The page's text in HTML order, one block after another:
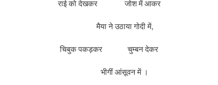
राई को देखकर जोश में आकर
मैया ने उठाया गोदी में,
चिबुक पकड़कर चुम्बन देकर
भीगीं आंसूवन में ।